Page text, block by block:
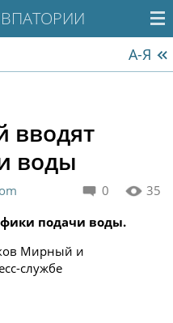
А-Я
вводят
воды
0 35
подачи воды.
Мирный и
службе